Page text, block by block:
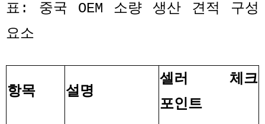
표 : 중국 OEM 소량 생산 견적 구성
요소
항목 설명
셀러 체크
포인트